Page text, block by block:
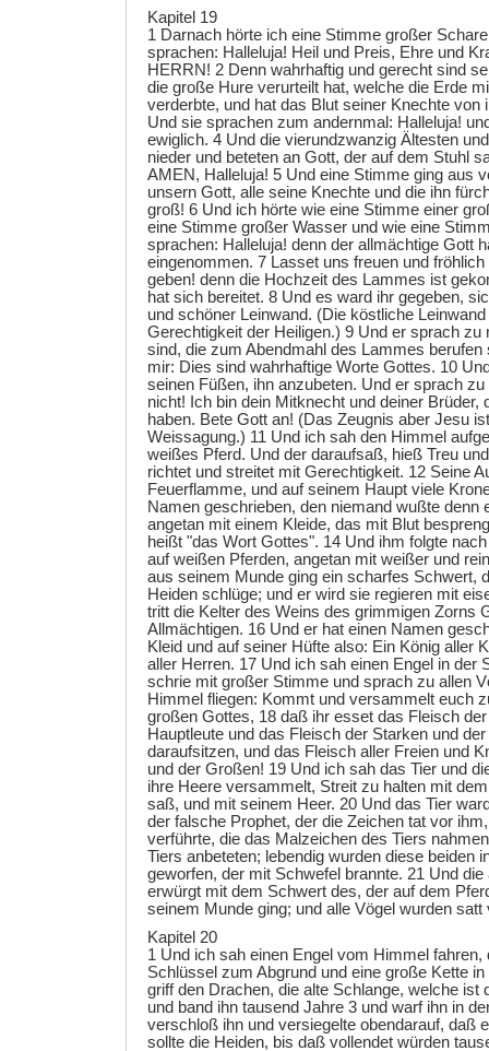
Kapitel 19
1 Darnach hörte ich eine Stimme großer
sprachen: Halleluja! Heil und Preis, Ehre und
HERRN! 2 Denn wahrhaftig und gerecht sind
die große Hure verurteilt hat, welche die Erde
verderbte, und hat das Blut seiner Knechte von
Und sie sprachen zum andernmal: Halleluja!
ewiglich. 4 Und die vierundzwanzig Ältesten
nieder und beteten an Gott, der auf dem Stuhl
AMEN, Halleluja! 5 Und eine Stimme ging aus
unsern Gott, alle seine Knechte und die ihn
groß! 6 Und ich hörte wie eine Stimme einer
eine Stimme großer Wasser und wie eine
sprachen: Halleluja! denn der allmächtige Gott
eingenommen. 7 Lasset uns freuen und
geben! denn die Hochzeit des Lammes ist
hat sich bereitet. 8 Und es ward ihr gegeben,
und schöner Leinwand. (Die köstliche
Gerechtigkeit der Heiligen.) 9 Und er sprach zu
sind, die zum Abendmahl des Lammes
mir: Dies sind wahrhaftige Worte Gottes. 10
seinen Füßen, ihn anzubeten. Und er sprach
nicht! Ich bin dein Mitknecht und deiner Brüder,
haben. Bete Gott an! (Das Zeugnis aber Jesu
Weissagung.) 11 Und ich sah den Himmel
weißes Pferd. Und der daraufsaß, hieß Treu
richtet und streitet mit Gerechtigkeit. 12 Seine
Feuerflamme, und auf seinem Haupt viele
Namen geschrieben, den niemand wußte denn
angetan mit einem Kleide, das mit Blut
heißt "das Wort Gottes". 14 Und ihm folgte
auf weißen Pferden, angetan mit weißer und
aus seinem Munde ging ein scharfes Schwert,
Heiden schlüge; und er wird sie regieren mit
tritt die Kelter des Weins des grimmigen Zorns
Allmächtigen. 16 Und er hat einen Namen
Kleid und auf seiner Hüfte also: Ein König aller
aller Herren. 17 Und ich sah einen Engel in der
schrie mit großer Stimme und sprach zu allen
Himmel fliegen: Kommt und versammelt euch
großen Gottes, 18 daß ihr esset das Fleisch
Hauptleute und das Fleisch der Starken und
daraufsitzen, und das Fleisch aller Freien und
und der Großen! 19 Und ich sah das Tier und
ihre Heere versammelt, Streit zu halten mit
saß, und mit seinem Heer. 20 Und das Tier
der falsche Prophet, der die Zeichen tat vor
verführte, die das Malzeichen des Tiers
Tiers anbeteten; lebendig wurden diese beiden
geworfen, der mit Schwefel brannte. 21 Und die
erwürgt mit dem Schwert des, der auf dem
seinem Munde ging; und alle Vögel wurden
Kapitel 20
1 Und ich sah einen Engel vom Himmel fahren,
Schlüssel zum Abgrund und eine große Kette
griff den Drachen, die alte Schlange, welche ist
und band ihn tausend Jahre 3 und warf ihn in
verschloß ihn und versiegelte obendarauf, daß
sollte die Heiden, bis daß vollendet würden